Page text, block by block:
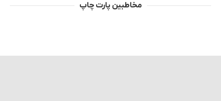
مخاطبین پارت چاپ